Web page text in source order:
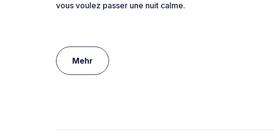
vous voulez passer une nuit calme.
Mehr